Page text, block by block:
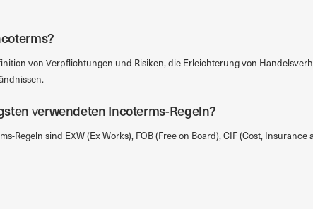
von Verpflichtungen und Risiken, die Erleichterung von
verwendeten Incoterms-Regeln?
Regeln sind EXW (Ex Works), FOB (Free on Board), CIF (Cost,